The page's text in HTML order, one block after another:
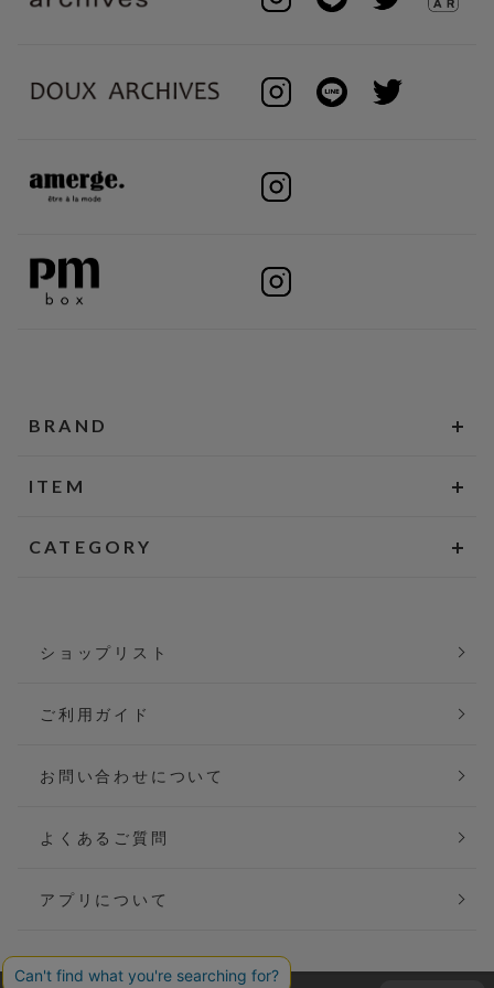
BRAND
ITEM
CATEGORY
ショップリスト
ご利用ガイド
お問い合わせについて
よくあるご質問
アプリについて